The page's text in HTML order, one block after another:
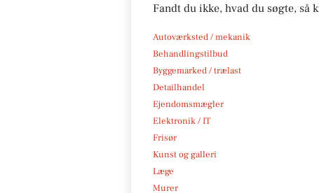
Fandt du ikke, hvad du søgte, så
Autoværksted / mekanik
Behandlingstilbud
Byggemarked / trælast
Detailhandel
Ejendomsmægler
Elektronik / IT
Frisør
Kunst og galleri
Læge
Murer